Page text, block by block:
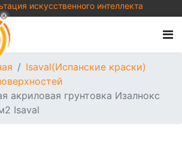
искусственного интеллекта
Isaval(Испанские краски)
акриловая грунтовка Изалнокс
Isaval